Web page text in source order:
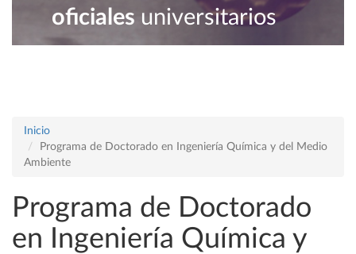
oficiales universitarios
Inicio
Programa de Doctorado en Ingeniería Química y del Medio
Ambiente
Programa de Doctorado
en Ingeniería Química y